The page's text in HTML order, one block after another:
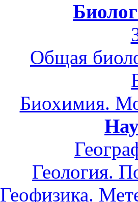
Общая
Биохимия.
Геология.
Геофизика.